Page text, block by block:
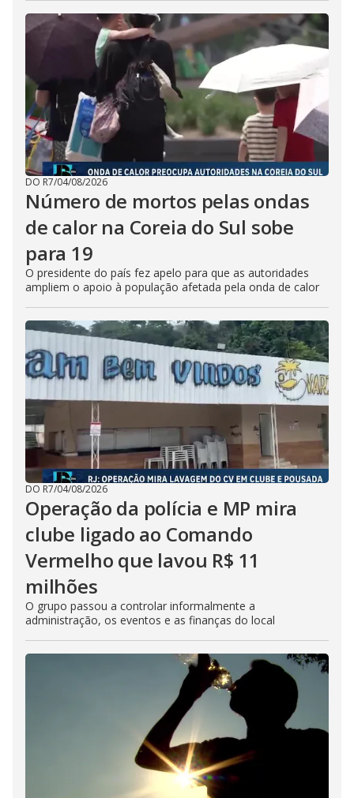
DO R7/04/08/2026
Número de mortos pelas ondas
de calor na Coreia do Sul sobe
para 19
O presidente do país fez apelo para que as autoridades
ampliem o apoio à população afetada pela onda de calor
DO R7/04/08/2026
Operação da polícia e MP mira
clube ligado ao Comando
Vermelho que lavou R$ 11
milhões
O grupo passou a controlar informalmente a
administração, os eventos e as finanças do local